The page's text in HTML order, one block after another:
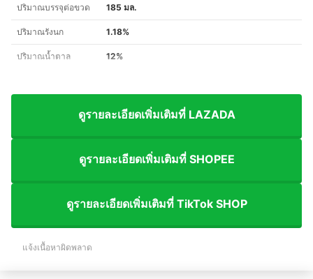
ปริมาณบรรจุต่อขวด 185 มล.
ปริมาณรังนก 1.18%
ปริมาณน้ำตาล 12%
ดูรายละเอียดเพิ่มเติมที่ LAZADA
ดูรายละเอียดเพิ่มเติมที่ SHOPEE
ดูรายละเอียดเพิ่มเติมที่ TikTok SHOP
แจ้งเนื้อหาผิดพลาด